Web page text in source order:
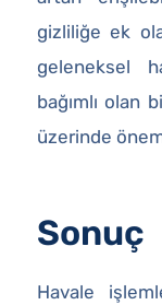
gizliliğe ek
geleneksel
bağımlı olan
üzerinde
Sonuç
Havale